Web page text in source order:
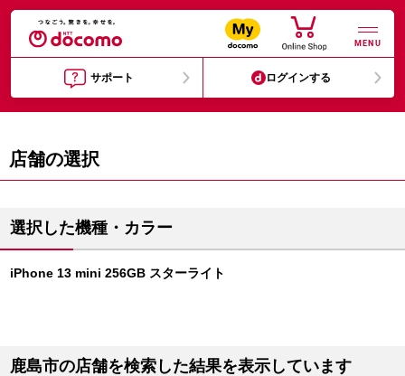
MENU
サポート ログインする
店舗の選択
選択した機種・カラー
iPhone 13 mini 256GB スターライト
鹿島市の店舗を検索した結果を表示しています